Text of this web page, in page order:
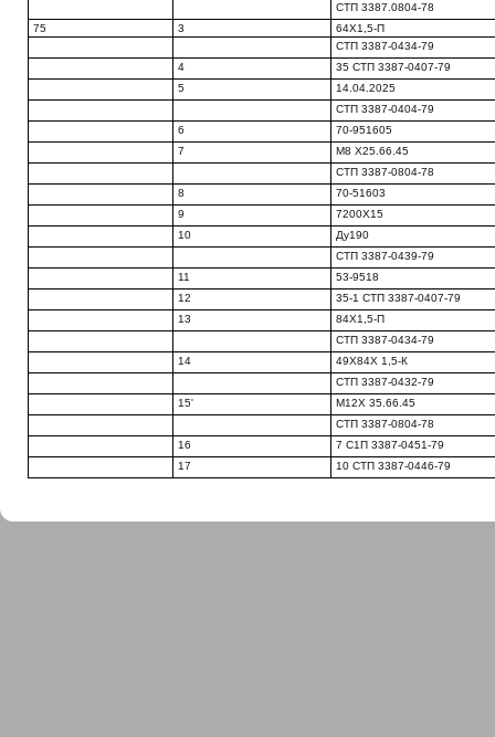
СТП 3387.0804-78
75
3
64X1,5-П
СТП 3387-0434-79
4
35 СТП 3387-0407-79
5
14.04.2025
СТП 3387-0404-79
6
70-951605
7
М8 Х25.66.45
СТП 3387-0804-78
8
70-51603
9
7200X15
10
Ду190
СТП 3387-0439-79
11
53-9518
12
35-1 СТП 3387-0407-79
13
84X1,5-П
СТП 3387-0434-79
14
49Х84Х 1,5-К
СТП 3387-0432-79
15'
М12Х 35.66.45
СТП 3387-0804-78
16
7 С1П 3387-0451-79
17
10 СТП 3387-0446-79